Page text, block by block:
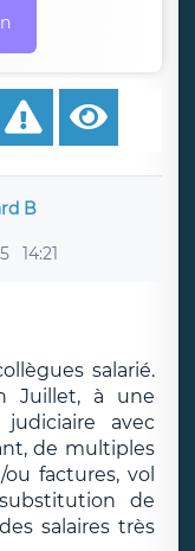
B
14:21
salarié.
Juillet, à une
avec
de multiples
factures, vol
de
salaires très